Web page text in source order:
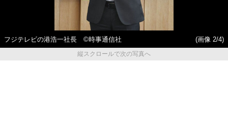
フジテレビの港浩一社長 ©時事通信社
(画像 2/4)
縦スクロールで次の写真へ